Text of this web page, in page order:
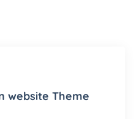
.org (1 năm)
website Theme